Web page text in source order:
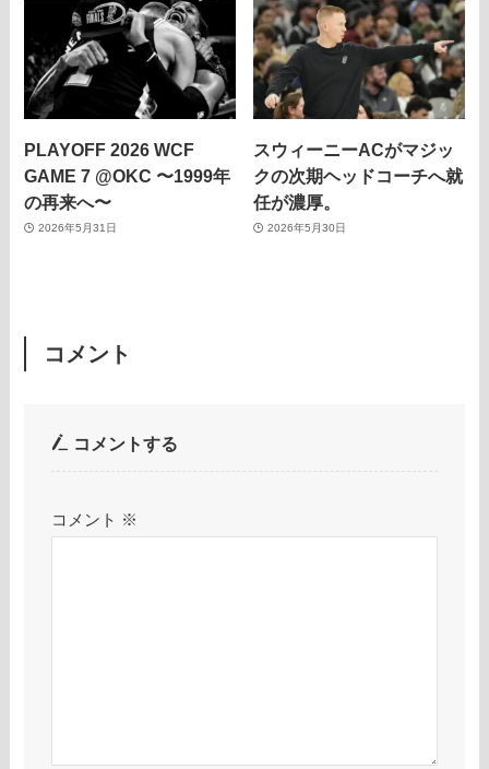
PLAYOFF 2026 WCF
GAME 7 @OKC 〜1999年
の再来へ〜
2026年5月31日
スウィーニーACがマジッ
クの次期ヘッドコーチへ就
任が濃厚。
2026年5月30日
コメント
コメントする
コメント ※